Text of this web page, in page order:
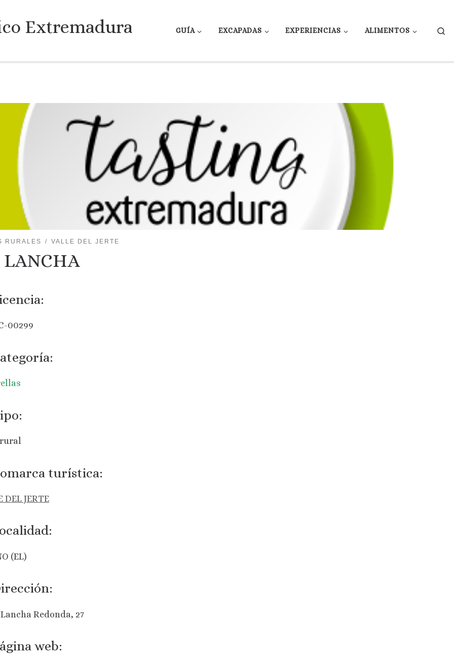
Extremadura GUÍA EXCAPADAS EXPERIENCIAS ALIMENTOS
RURALES VALLE DEL JERTE
LANCHA
00299
turística:
DEL JERTE
(EL)
Redonda, 27
web: